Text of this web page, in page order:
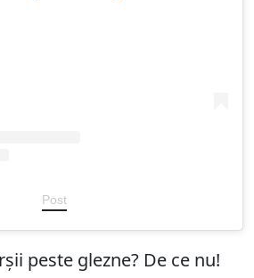
Post
peste glezne? De ce nu!